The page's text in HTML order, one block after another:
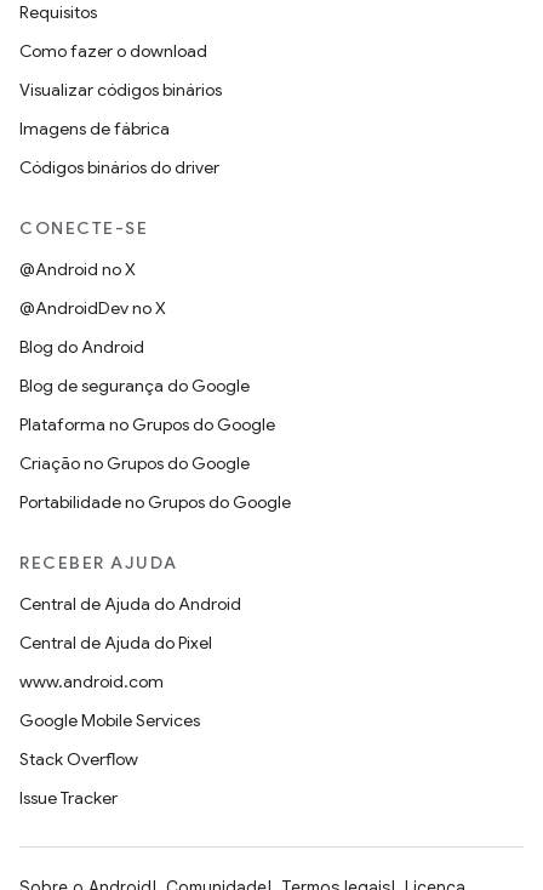
Requisitos
Como fazer o download
Visualizar códigos binários
Imagens de fábrica
Códigos binários do driver
CONECTE-SE
@Android no X
@AndroidDev no X
Blog do Android
Blog de segurança do Google
Plataforma no Grupos do Google
Criação no Grupos do Google
Portabilidade no Grupos do Google
RECEBER AJUDA
Central de Ajuda do Android
Central de Ajuda do Pixel
www.android.com
Google Mobile Services
Stack Overflow
Issue Tracker